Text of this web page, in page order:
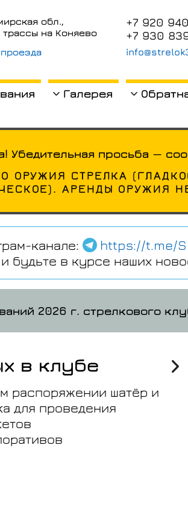
обл.,
на Коняево
+7 920
+7 930
Галерея
Убедительная просьба —
ОРУЖИЯ СТРЕЛКА
АРЕНДЫ ОРУЖИЯ
канале:
https://t.me/
будьте в курсе наших
2026 г. стрелкового
в клубе
распоряжении шатёр и
для проведения